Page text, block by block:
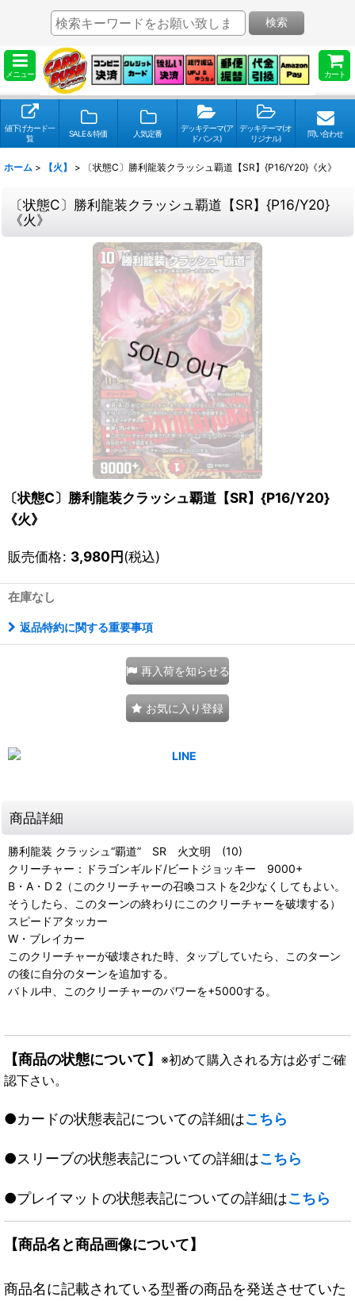
メニュー カート
検索
値下げカード一
覧
SALE＆特価 人気定番
デッキテーマ(ア
ドバンス)
デッキテーマ(オ
リジナル)
問い合わせ
ホーム > 【火】 > 〔状態C〕勝利龍装クラッシュ覇道【SR】{P16/Y20}《火》
〔状態C〕勝利龍装クラッシュ覇道【SR】{P16/Y20}
《火》
〔状態C〕勝利龍装クラッシュ覇道【SR】{P16/Y20}
《火》
販売価格: 3,980円(税込)
在庫なし
返品特約に関する重要事項
再入荷を知らせる
お気に入り登録
商品詳細
勝利龍装 クラッシュ“覇道” SR 火文明 (10)
クリーチャー：ドラゴンギルド/ビートジョッキー 9000+
B・A・D 2（このクリーチャーの召喚コストを2少なくしてもよい。
そうしたら、このターンの終わりにこのクリーチャーを破壊する）
スピードアタッカー
W・ブレイカー
このクリーチャーが破壊された時、タップしていたら、このターン
の後に自分のターンを追加する。
バトル中、このクリーチャーのパワーを+5000する。
【商品の状態について】 ※初めて購入される方は必ずご確
認下さい。
●カードの状態表記についての詳細はこちら
●スリーブの状態表記についての詳細はこちら
●プレイマットの状態表記についての詳細はこちら
【商品名と商品画像について】
商品名に記載されている型番の商品を発送させていた